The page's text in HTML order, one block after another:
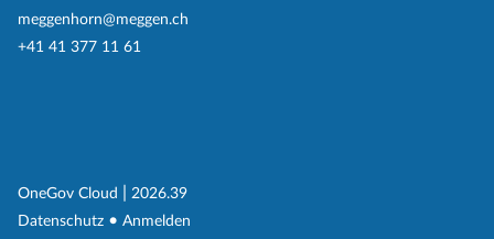
meggenhorn@meggen.ch
+41 41 377 11 61
OneGov Cloud (External Link)
2026.39
Datenschutz (External Link)
Anmelden